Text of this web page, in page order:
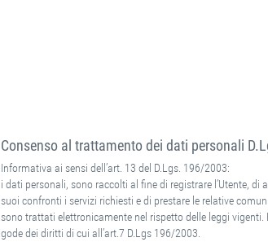
Consenso al trattamento dei dati personali
Informativa ai sensi dell’art. 13 del D.Lgs. 196/2003:
i dati personali, sono raccolti al fine di registrare l’Utente, di
suoi confronti i servizi richiesti e di prestare le relative
sono trattati elettronicamente nel rispetto delle leggi vigenti.
gode dei diritti di cui all’art.7 D.Lgs 196/2003.